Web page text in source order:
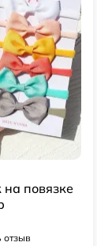
повязке
отзыв